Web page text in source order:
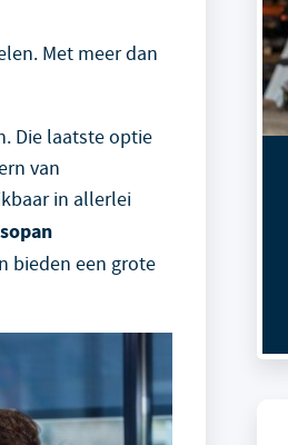
Met meer dan
Die laatste optie
van
in allerlei
bieden een grote